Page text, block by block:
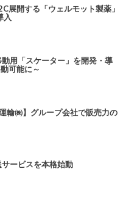
展開する「ウェルモット製薬」
入
用「スケーター」を開発・導
可能に～
輸㈱】グループ会社で販売力の
ービスを本格始動